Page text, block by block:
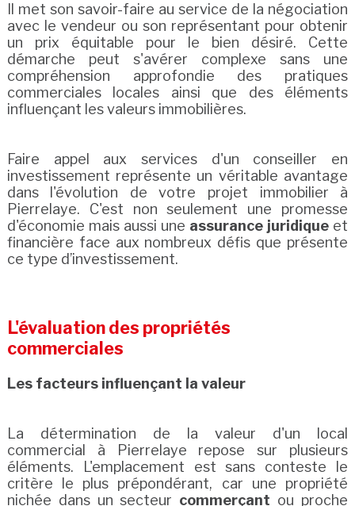
Il met son savoir-faire au service de la négociation
avec le vendeur ou son représentant pour obtenir
un prix équitable pour le bien désiré. Cette
démarche peut s'avérer complexe sans une
compréhension approfondie des pratiques
commerciales locales ainsi que des éléments
influençant les valeurs immobilières.
Faire appel aux services d'un conseiller en
investissement représente un véritable avantage
dans l'évolution de votre projet immobilier à
Pierrelaye. C'est non seulement une promesse
d'économie mais aussi une assurance juridique et
financière face aux nombreux défis que présente
ce type d’investissement.
L'évaluation des propriétés
commerciales
Les facteurs influençant la valeur
La détermination de la valeur d'un local
commercial à Pierrelaye repose sur plusieurs
éléments. L'emplacement est sans conteste le
critère le plus prépondérant, car une propriété
nichée dans un secteur commerçant ou proche